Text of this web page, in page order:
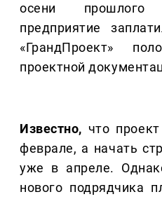
осени прошлого
предприятие
«ГрандПроект»
проектной
Известно, что
феврале, а начать
уже в апреле.
нового подрядчика